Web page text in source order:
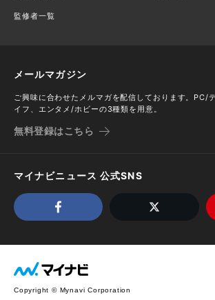
監修者一覧
メールマガジン
ご興味に合わせたメルマガを配信しております。PC/
イフ、エンタメ/ホビーの3種類を用意。
無料登録はこちら
マイナビニュース 公式SNS
Copyright © Mynavi Corporation